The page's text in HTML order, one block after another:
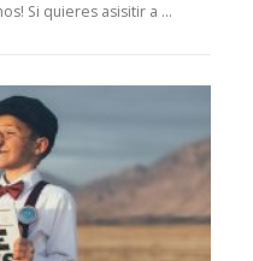
Si quieres asisitir a …